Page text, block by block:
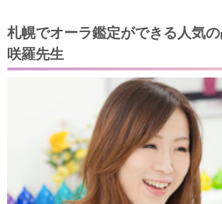
札幌でオーラ鑑定ができる人気
咲羅先生